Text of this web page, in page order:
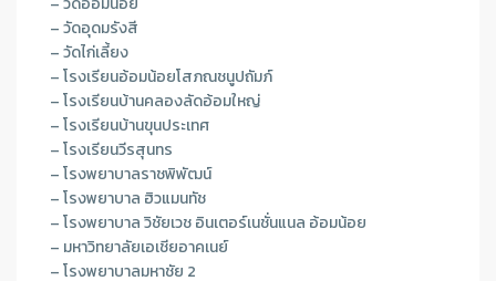
– วัดอุดมรังสี
– วัดไก่เลี้ยง
– โรงเรียนอ้อมน้อยโสภณชนูปถัมภ์
– โรงเรียนบ้านคลองลัดอ้อมใหญ่
– โรงเรียนบ้านขุนประเทศ
– โรงเรียนวีรสุนทร
– โรงพยาบาลราชพิพัฒน์
– โรงพยาบาล ฮิวแมนทัช
– โรงพยาบาล วิชัยเวช อินเตอร์เนชั่นแนล อ้อมน้อย
– มหาวิทยาลัยเอเชียอาคเนย์
– โรงพยาบาลมหาชัย 2